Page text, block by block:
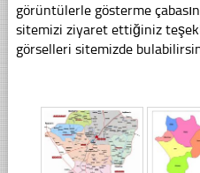
görüntülerle gösterme
sitemizi ziyaret ettiğiniz
görselleri sitemizde